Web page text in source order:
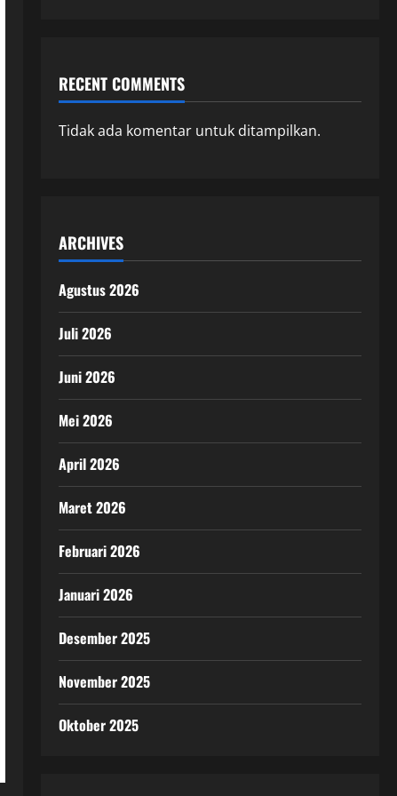
RECENT COMMENTS
Tidak ada komentar untuk ditampilkan.
ARCHIVES
Agustus 2026
Juli 2026
Juni 2026
Mei 2026
April 2026
Maret 2026
Februari 2026
Januari 2026
Desember 2025
November 2025
Oktober 2025